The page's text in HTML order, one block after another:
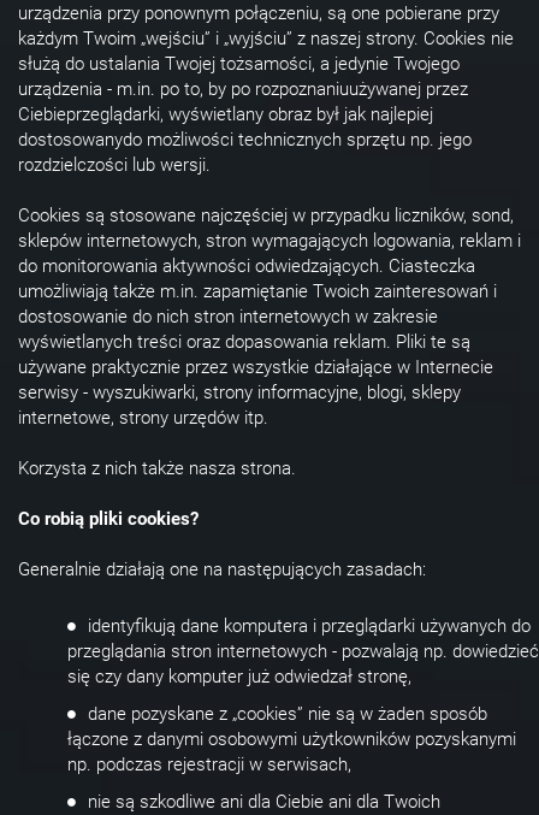
urządzenia przy ponownym połączeniu, są one pobierane przy
każdym Twoim „wejściu” i „wyjściu” z naszej strony. Cookies nie
służą do ustalania Twojej tożsamości, a jedynie Twojego
urządzenia - m.in. po to, by po rozpoznaniuużywanej przez
Ciebieprzeglądarki, wyświetlany obraz był jak najlepiej
dostosowanydo możliwości technicznych sprzętu np. jego
rozdzielczości lub wersji.
Cookies są stosowane najczęściej w przypadku liczników, sond,
sklepów internetowych, stron wymagających logowania, reklam i
do monitorowania aktywności odwiedzających. Ciasteczka
umożliwiają także m.in. zapamiętanie Twoich zainteresowań i
dostosowanie do nich stron internetowych w zakresie
wyświetlanych treści oraz dopasowania reklam. Pliki te są
używane praktycznie przez wszystkie działające w Internecie
serwisy - wyszukiwarki, strony informacyjne, blogi, sklepy
internetowe, strony urzędów itp.
Korzysta z nich także nasza strona.
Co robią pliki cookies?
Generalnie działają one na następujących zasadach:
identyfikują dane komputera i przeglądarki używanych do
przeglądania stron internetowych - pozwalają np. dowiedzieć
się czy dany komputer już odwiedzał stronę,
dane pozyskane z „cookies” nie są w żaden sposób
łączone z danymi osobowymi użytkowników pozyskanymi
np. podczas rejestracji w serwisach,
nie są szkodliwe ani dla Ciebie ani dla Twoich